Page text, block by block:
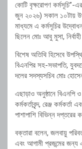
কোটি বৃক্ষরোপণ কর্মসূচি”-
জুন ২০২৬) সকাল ১০টায়
মাধ্যমে এ কর্মসূচির
ছিলেন মোঃ আবু মুসা,
বিশেষ অতিথি হিসেবে
বিএনপির সহ-সভাপতি,
দলের সদস্যসচিব মোঃ
এছাড়াও অনুষ্ঠানে বিএনপি ও
কর্মকর্তাবৃন্দ, রেঞ্জ
পাশাপাশি বিভিন্ন দপ্তরের
বক্তারা বলেন, জলবায়ু
এবং আগামী প্রজন্মের জন্য